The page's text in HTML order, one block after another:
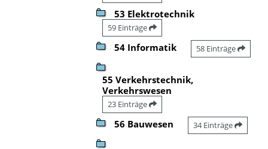
53 Elektrotechnik
59 Einträge
54 Informatik 58 Einträge
55 Verkehrstechnik,
Verkehrswesen
23 Einträge
56 Bauwesen 34 Einträge